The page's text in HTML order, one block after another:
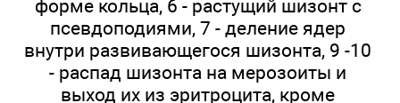
форме кольца, 6 - растущий шизонт с
псевдоподиями, 7 - деление ядер
внутри развивающегося шизонта, 9 -10
- распад шизонта на мерозоиты и
выход их из эритроцита, кроме